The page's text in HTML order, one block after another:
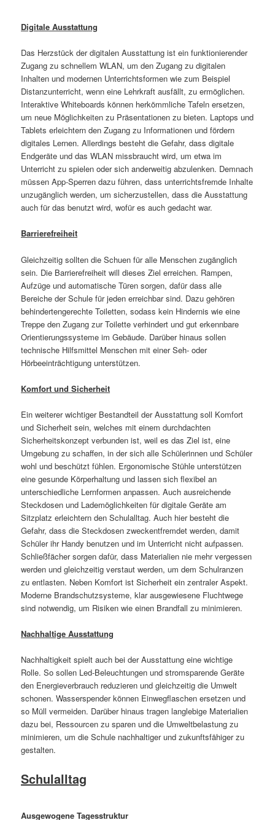
Digitale Ausstattung
Das Herzstück der digitalen Ausstattung ist ein funktionierender
Zugang zu schnellem WLAN, um den Zugang zu digitalen
Inhalten und modernen Unterrichtsformen wie zum Beispiel
Distanzunterricht, wenn eine Lehrkraft ausfällt, zu ermöglichen.
Interaktive Whiteboards können herkömmliche Tafeln ersetzen,
um neue Möglichkeiten zu Präsentationen zu bieten. Laptops und
Tablets erleichtern den Zugang zu Informationen und fördern
digitales Lernen. Allerdings besteht die Gefahr, dass digitale
Endgeräte und das WLAN missbraucht wird, um etwa im
Unterricht zu spielen oder sich anderweitig abzulenken. Demnach
müssen App-Sperren dazu führen, dass unterrichtsfremde Inhalte
unzugänglich werden, um sicherzustellen, dass die Ausstattung
auch für das benutzt wird, wofür es auch gedacht war.
Barrierefreiheit
Gleichzeitig sollten die Schuen für alle Menschen zugänglich
sein. Die Barrierefreiheit will dieses Ziel erreichen. Rampen,
Aufzüge und automatische Türen sorgen, dafür dass alle
Bereiche der Schule für jeden erreichbar sind. Dazu gehören
behindertengerechte Toiletten, sodass kein Hindernis wie eine
Treppe den Zugang zur Toilette verhindert und gut erkennbare
Orientierungssysteme im Gebäude. Darüber hinaus sollen
technische Hilfsmittel Menschen mit einer Seh- oder
Hörbeeinträchtigung unterstützen.
Komfort und Sicherheit
Ein weiterer wichtiger Bestandteil der Ausstattung soll Komfort
und Sicherheit sein, welches mit einem durchdachten
Sicherheitskonzept verbunden ist, weil es das Ziel ist, eine
Umgebung zu schaffen, in der sich alle Schülerinnen und Schüler
wohl und beschützt fühlen. Ergonomische Stühle unterstützen
eine gesunde Körperhaltung und lassen sich flexibel an
unterschiedliche Lernformen anpassen. Auch ausreichende
Steckdosen und Lademöglichkeiten für digitale Geräte am
Sitzplatz erleichtern den Schulalltag. Auch hier besteht die
Gefahr, dass die Steckdosen zweckentfremdet werden, damit
Schüler ihr Handy benutzen und im Unterricht nicht aufpassen.
Schließfächer sorgen dafür, dass Materialien nie mehr vergessen
werden und gleichzeitig verstaut werden, um dem Schulranzen
zu entlasten. Neben Komfort ist Sicherheit ein zentraler Aspekt.
Moderne Brandschutzsysteme, klar ausgewiesene Fluchtwege
sind notwendig, um Risiken wie einen Brandfall zu minimieren.
Nachhaltige Ausstattung
Nachhaltigkeit spielt auch bei der Ausstattung eine wichtige
Rolle. So sollen Led-Beleuchtungen und stromsparende Geräte
den Energieverbrauch reduzieren und gleichzeitig die Umwelt
schonen. Wasserspender können Einwegflaschen ersetzen und
so Müll vermeiden. Darüber hinaus tragen langlebige Materialien
dazu bei, Ressourcen zu sparen und die Umweltbelastung zu
minimieren, um die Schule nachhaltiger und zukunftsfähiger zu
gestalten.
Schulalltag
Ausgewogene Tagesstruktur